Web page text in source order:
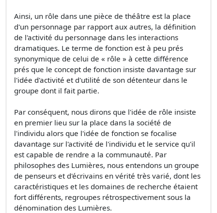
Ainsi, un rôle dans une pièce de théâtre est la place
d'un personnage par rapport aux autres, la définition
de l'activité du personnage dans les interactions
dramatiques. Le terme de fonction est à peu prés
synonymique de celui de « rôle » à cette différence
prés que le concept de fonction insiste davantage sur
l'idée d'activité et d'utilité de son détenteur dans le
groupe dont il fait partie.
Par conséquent, nous dirons que l'idée de rôle insiste
en premier lieu sur la place dans la société de
l'individu alors que l'idée de fonction se focalise
davantage sur l'activité de l'individu et le service qu'il
est capable de rendre a la communauté. Par
philosophes des Lumières, nous entendons un groupe
de penseurs et d'écrivains en vérité très varié, dont les
caractéristiques et les domaines de recherche étaient
fort différents, regroupes rétrospectivement sous la
dénomination des Lumières.